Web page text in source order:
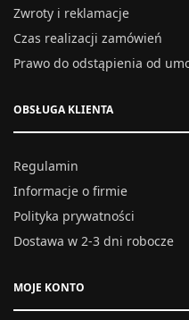
Zwroty i reklamacje
Czas realizacji zamówień
Prawo do odstąpienia od
OBSŁUGA KLIENTA
Regulamin
Informacje o firmie
Polityka prywatności
Dostawa w 2-3 dni robocze
MOJE KONTO